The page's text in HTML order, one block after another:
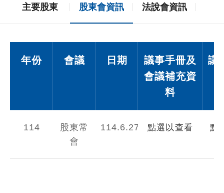
主要股東 股東會資訊 法說會資訊
年份 會議 日期
議事手冊及
會議補充資
料
議
114
股東常
會
114.6.27 點選以查看
點